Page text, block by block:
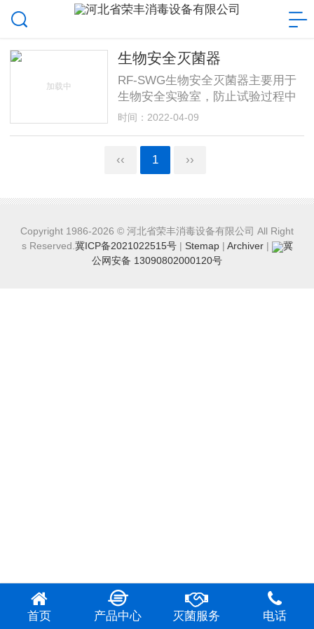
生物安全灭菌器
RF-SWG生物安全灭菌器主要用于
生物安全实验室，防止试验过程中
的交叉污染和传染性病毒的传播，
广泛适用于高等级生物安全实验
室，利用
时间：2022-04-09
‹‹ 1 ››
Copyright 1986-2026 © 河北省荣丰消毒设备有限公司 All Right
s Reserved.冀ICP备2021022515号| Stemap| Archiver|
冀
公网安备 13090802000120号
首页 产品中心 灭菌服务 电话